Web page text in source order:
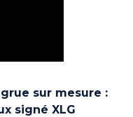
sur mesure :
signé XLG